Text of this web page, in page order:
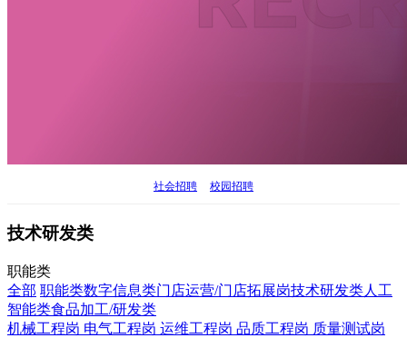
社会招聘 校园招聘
技术研发类
职能类
全部 职能类数字信息类门店运营/门店拓展岗技术研发类人工
智能类食品加工/研发类
机械工程岗 电气工程岗 运维工程岗 品质工程岗 质量测试岗